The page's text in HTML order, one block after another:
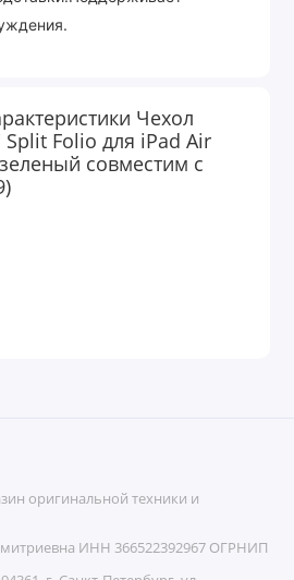
Чехол
Folio для iPad Air
совместим с
оригинальной техники и
ИНН 366522392967 ОГРНИП